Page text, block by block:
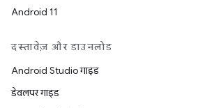
Android 11
दस्तावेज़ और डाउनलोड
Android Studio गाइड
डेवलपर गाइड